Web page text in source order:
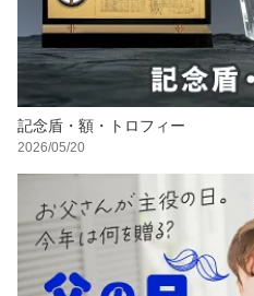
記念盾・額・トロフィー
2026/05/20